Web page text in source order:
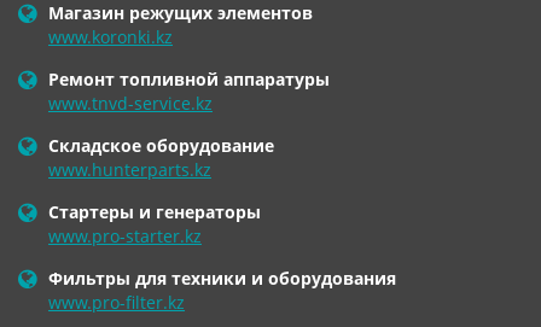
Магазин режущих элементов
www.koronki.kz
Ремонт топливной аппаратуры
www.tnvd-service.kz
Складское оборудование
www.hunterparts.kz
Стартеры и генераторы
www.pro-starter.kz
Фильтры для техники и оборудования
www.pro-filter.kz